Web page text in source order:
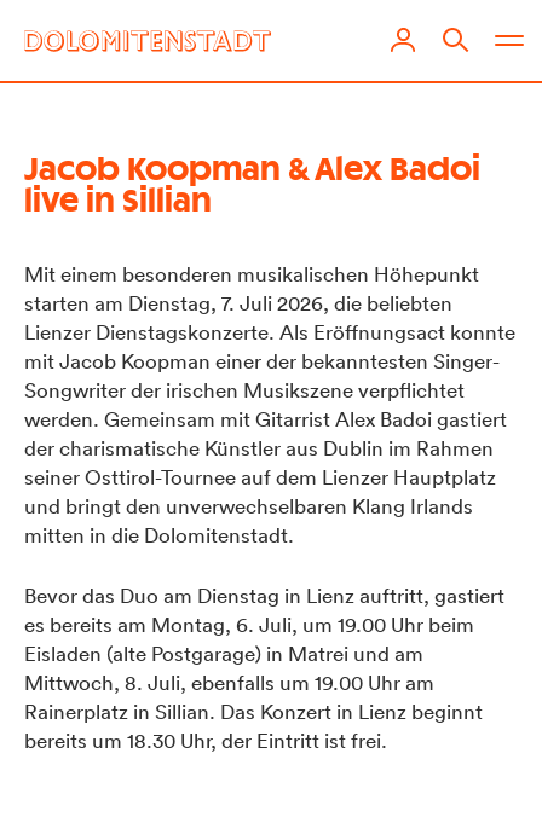
Jacob Koopman & Alex Badoi
live in Sillian
Mit einem besonderen musikalischen Höhepunkt
starten am Dienstag, 7. Juli 2026, die beliebten
Lienzer Dienstagskonzerte. Als Eröffnungsact konnte
mit Jacob Koopman einer der bekanntesten Singer-
Songwriter der irischen Musikszene verpflichtet
werden. Gemeinsam mit Gitarrist Alex Badoi gastiert
der charismatische Künstler aus Dublin im Rahmen
seiner Osttirol-Tournee auf dem Lienzer Hauptplatz
und bringt den unverwechselbaren Klang Irlands
mitten in die Dolomitenstadt.
Bevor das Duo am Dienstag in Lienz auftritt, gastiert
es bereits am Montag, 6. Juli, um 19.00 Uhr beim
Eisladen (alte Postgarage) in Matrei und am
Mittwoch, 8. Juli, ebenfalls um 19.00 Uhr am
Rainerplatz in Sillian. Das Konzert in Lienz beginnt
bereits um 18.30 Uhr, der Eintritt ist frei.